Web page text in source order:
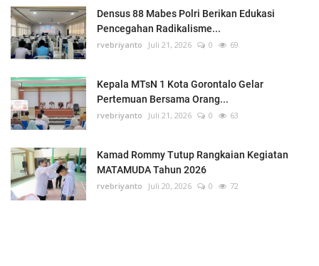
Densus 88 Mabes Polri Berikan Edukasi
Pencegahan Radikalisme...
rvebriyanto Juli 21, 2026 0 69
Kepala MTsN 1 Kota Gorontalo Gelar
Pertemuan Bersama Orang...
rvebriyanto Juli 21, 2026 0 63
Kamad Rommy Tutup Rangkaian Kegiatan
MATAMUDA Tahun 2026
rvebriyanto Juli 20, 2026 0 72